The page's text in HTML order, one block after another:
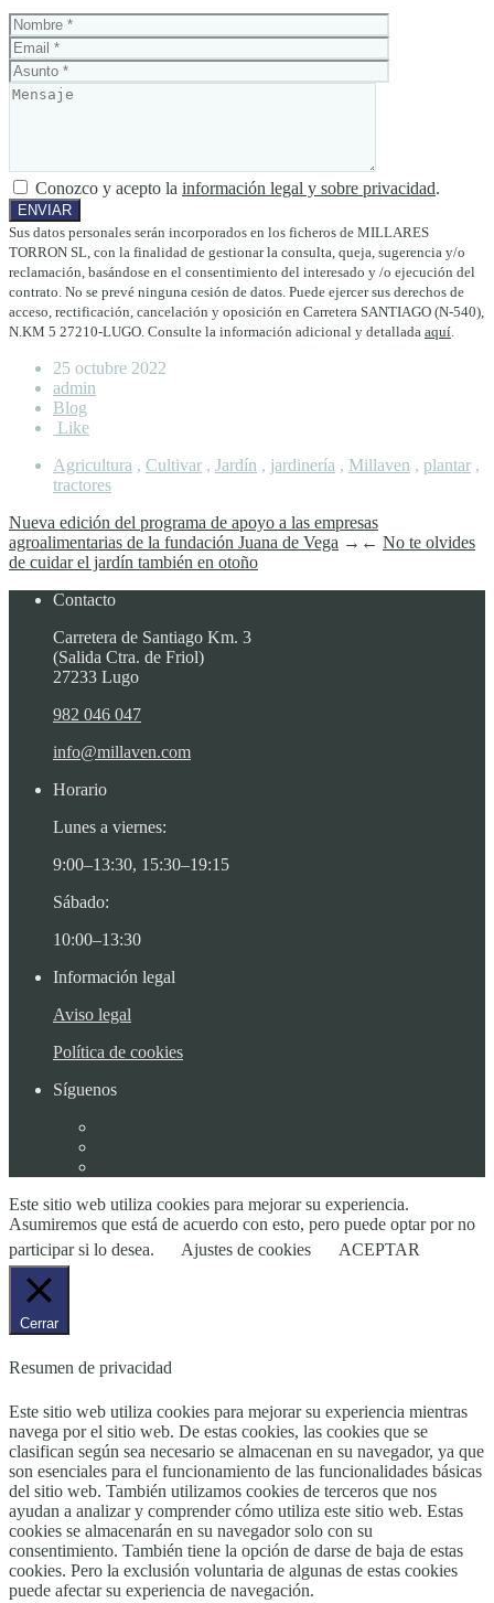
Conozco y acepto la información legal y sobre privacidad.
Sus datos personales serán incorporados en los ficheros de MILLARES
TORRON SL, con la finalidad de gestionar la consulta, queja, sugerencia y/o
reclamación, basándose en el consentimiento del interesado y /o ejecución del
contrato. No se prevé ninguna cesión de datos. Puede ejercer sus derechos de
acceso, rectificación, cancelación y oposición en Carretera SANTIAGO (N-540),
N.KM 5 27210-LUGO. Consulte la información adicional y detallada aquí.
25 octubre 2022
admin
Blog
Like
Agricultura , Cultivar , Jardín , jardinería , Millaven , plantar ,
tractores
Nueva edición del programa de apoyo a las empresas
agroalimentarias de la fundación Juana de Vega → ← No te olvides
de cuidar el jardín también en otoño
Contacto
Carretera de Santiago Km. 3
(Salida Ctra. de Friol)
27233 Lugo
982 046 047
info@millaven.com
Horario
Lunes a viernes:
9:00–13:30, 15:30–19:15
Sábado:
10:00–13:30
Información legal
Aviso legal
Política de cookies
Síguenos
Este sitio web utiliza cookies para mejorar su experiencia.
Asumiremos que está de acuerdo con esto, pero puede optar por no
participar si lo desea.
Ajustes de cookies ACEPTAR
Cerrar
Resumen de privacidad
Este sitio web utiliza cookies para mejorar su experiencia mientras
navega por el sitio web. De estas cookies, las cookies que se
clasifican según sea necesario se almacenan en su navegador, ya que
son esenciales para el funcionamiento de las funcionalidades básicas
del sitio web. También utilizamos cookies de terceros que nos
ayudan a analizar y comprender cómo utiliza este sitio web. Estas
cookies se almacenarán en su navegador solo con su
consentimiento. También tiene la opción de darse de baja de estas
cookies. Pero la exclusión voluntaria de algunas de estas cookies
puede afectar su experiencia de navegación.